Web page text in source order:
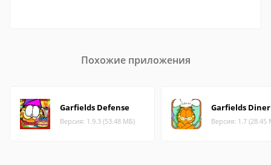
Похожие приложения
Garfields Defense
Версия: 1.9.3 (53.48 МБ)
Garfields Diner
Версия: 1.7 (28.45